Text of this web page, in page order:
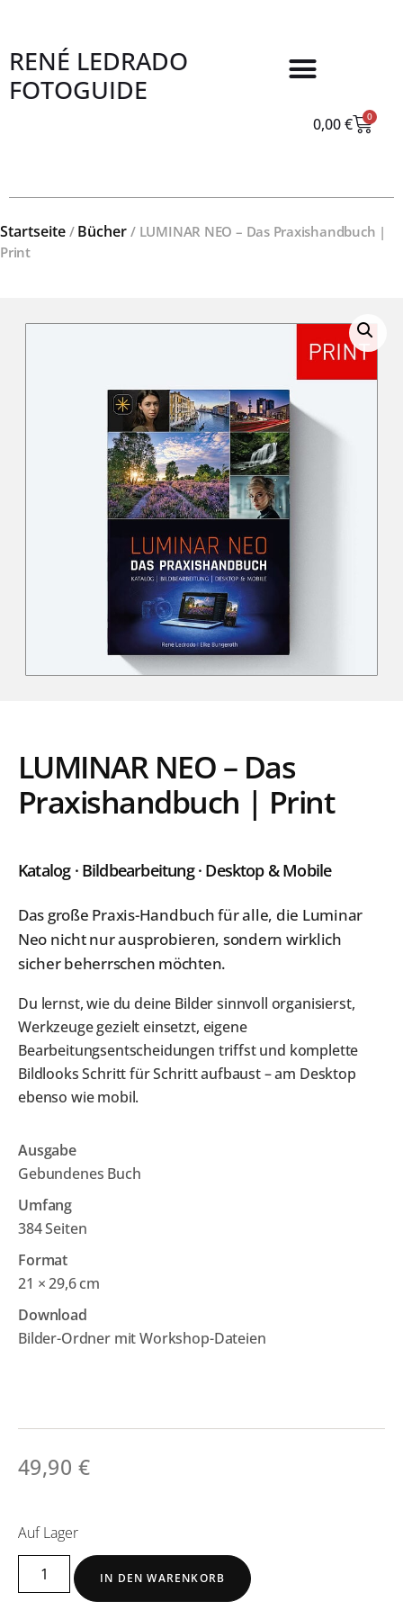
0,00€ 0
RENÉ LEDRADO
FOTOGUIDE
Startseite / Bücher / LUMINAR NEO – Das Praxishandbuch |
Print
LUMINAR NEO – Das
Praxishandbuch | Print
Katalog · Bildbearbeitung · Desktop & Mobile
Das große Praxis-Handbuch für alle, die Luminar
Neo nicht nur ausprobieren, sondern wirklich
sicher beherrschen möchten.
Du lernst, wie du deine Bilder sinnvoll organisierst,
Werkzeuge gezielt einsetzt, eigene
Bearbeitungsentscheidungen triffst und komplette
Bildlooks Schritt für Schritt aufbaust – am Desktop
ebenso wie mobil.
Ausgabe
Gebundenes Buch
Umfang
384 Seiten
Format
21 × 29,6 cm
Download
Bilder-Ordner mit Workshop-Dateien
49,90 €
Auf Lager
IN DEN WARENKORB